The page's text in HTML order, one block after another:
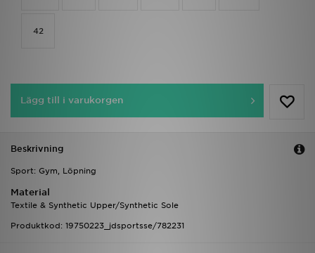
42
Lägg till i varukorgen
Beskrivning
Sport: Gym, Löpning
Material
Textile & Synthetic Upper/Synthetic Sole
Produktkod: 19750223_jdsportsse/782231